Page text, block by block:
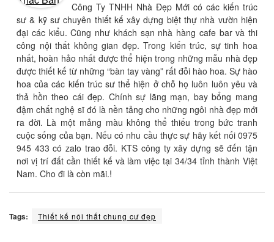
Công Ty TNHH Nhà Đẹp Mới có các kiến trúc
sư & kỹ sư chuyên thiết kế xây dựng biệt thự nhà vườn hiện
đại các kiểu. Cũng như khách sạn nhà hàng cafe bar và thi
công nội thất không gian đẹp. Trong kiến trúc, sự tinh hoa
nhất, hoàn hảo nhất được thể hiện trong những mẫu nhà đẹp
được thiết kế từ những “bàn tay vàng” rất đỗi hào hoa. Sự hào
hoa của các kiến trúc sư thể hiện ở chỗ họ luôn luôn yêu và
thả hồn theo cái đẹp. Chính sự lãng mạn, bay bổng mang
đậm chất nghệ sĩ đó là nền tảng cho những ngôi nhà đẹp mới
ra đời. Là một mảng màu không thể thiếu trong bức tranh
cuộc sống của bạn. Nếu có nhu cầu thực sự hãy kết nối 0975
945 433 có zalo trao đỗi. KTS công ty xây dựng sẽ đến tận
nơi vị trí đất cần thiết kế và làm việc tại 34/34 tỉnh thành Việt
Nam. Cho đi là còn mãi.!
Tags: Thiết kế nội thất chung cư đẹp